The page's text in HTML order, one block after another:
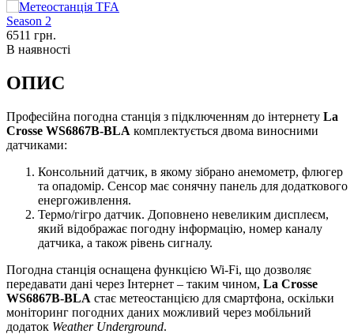
6511 грн.
В наявності
ОПИС
Професійна погодна станція з підключенням до інтернету La
Crosse WS6867B-BLA комплектується двома виносними
датчиками:
Консольний датчик, в якому зібрано анемометр, флюгер
та опадомір. Сенсор має сонячну панель для додаткового
енергоживлення.
Термо/гігро датчик. Доповнено невеликим дисплеєм,
який відображає погодну інформацію, номер каналу
датчика, а також рівень сигналу.
Погодна станція оснащена функцією Wi-Fi, що дозволяє
передавати дані через Інтернет – таким чином, La Crosse
WS6867B-BLA стає метеостанцією для смартфона, оскільки
моніторинг погодних даних можливий через мобільний
додаток Weather Underground.